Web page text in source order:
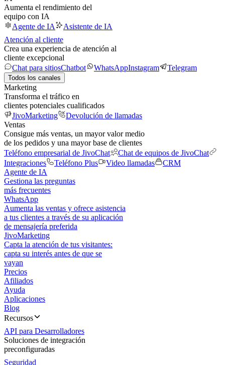
Aumenta el rendimiento del
equipo con IA
Agente de IA
Asistente de IA
Atención al cliente
Crea una experiencia de atención al
cliente excepcional
Chat para sitiosChatbot WhatsAppInstagram Telegram
Todos los canales
Marketing
Transforma el tráfico en
clientes potenciales cualificados
JivoMarketing
Devolución de llamadas
Ventas
Consigue más ventas, un mayor valor medio
de los pedidos y una mayor base de clientes
Teléfono empresarial de JivoChat
Chat de equipos de JivoChat
Integraciones
Teléfono Plus Video llamadas
CRM
Agente de IA
Gestiona las preguntas
más frecuentes
WhatsApp
Aumenta las ventas y ofrece asistencia
a tus clientes a través de su aplicación
de mensajería preferida
JivoMarketing
Capta la atención de tus visitantes:
capta su interés antes de que se
vayan
Precios
Afiliados
Ayuda
Aplicaciones
Blog
Recursos
API para Desarrolladores
Soluciones de integración
preconfiguradas
Seguridad